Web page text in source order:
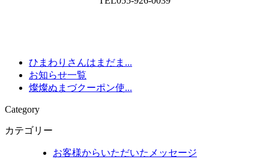
ひまわりさんはまだま...
お知らせ一覧
燦燦ぬまづクーポン使...
Category
カテゴリー
お客様からいただいたメッセージ